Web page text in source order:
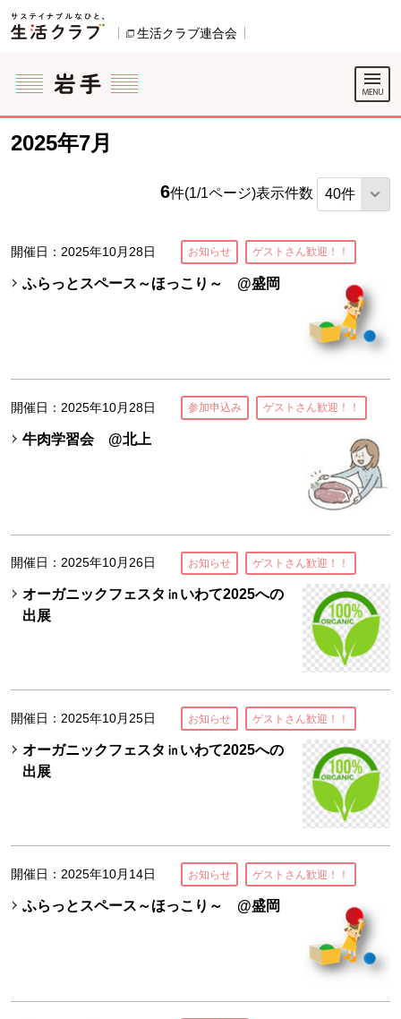
ページの先頭です。
生活クラブ連合会
ここからサイト内共通メニューです。
サイト内共通メニューをスキップする
サイト内共通メニューここまで。
2025年7月
6件(1/1ページ)表示件数
開催日：2025年10月28日 お知らせ ゲストさん歓迎！！
ふらっとスペース～ほっこり～ @盛岡
開催日：2025年10月28日 参加申込み ゲストさん歓迎！！
牛肉学習会 @北上
開催日：2025年10月26日 お知らせ ゲストさん歓迎！！
オーガニックフェスタ㏌いわて2025への
出展
開催日：2025年10月25日 お知らせ ゲストさん歓迎！！
オーガニックフェスタ㏌いわて2025への
出展
開催日：2025年10月14日 お知らせ ゲストさん歓迎！！
ふらっとスペース～ほっこり～ @盛岡